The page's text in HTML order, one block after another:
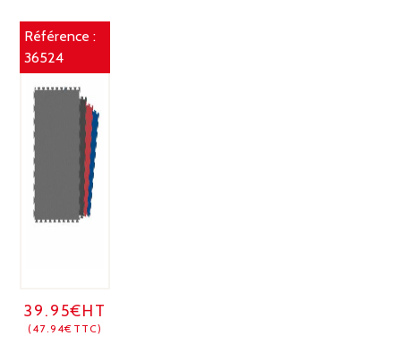
Référence :
36524
39.95€HT
(47.94€TTC)